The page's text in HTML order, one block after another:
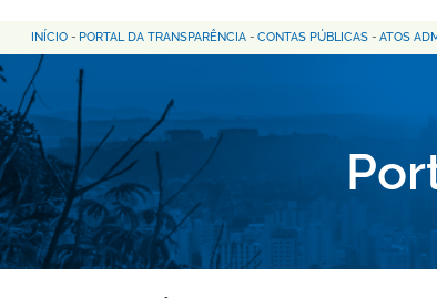
Trilha
de
navegação
INÍCIO - PORTAL DA TRANSPARÊNCIA - CONTAS PÚBLICAS - ATOS